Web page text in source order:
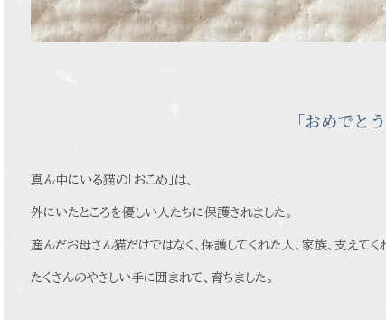
「おめでと
真ん中にいる猫の「おこめ」は、
外にいたところを優しい人たちに保護されました。
産んだお母さん猫だけではなく、保護してくれた人、家族、支えてく
たくさんのやさしい手に囲まれて、育ちました。